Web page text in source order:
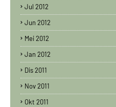
Jul 2012
Jun 2012
Mei 2012
Jan 2012
Dis 2011
Nov 2011
Okt 2011